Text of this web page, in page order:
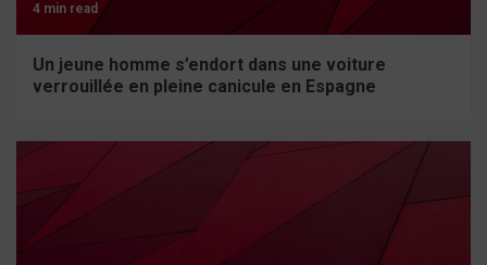
4 min read
Un jeune homme s’endort dans une voiture
verrouillée en pleine canicule en Espagne